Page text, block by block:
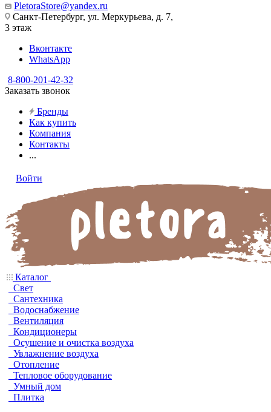
PletoraStore@yandex.ru
Санкт-Петербург, ул. Меркурьева, д. 7,
3 этаж
Вконтакте
WhatsApp
8-800-201-42-32
Заказать звонок
Бренды
Как купить
Компания
Контакты
...
Войти
Каталог
Свет
Сантехника
Водоснабжение
Вентиляция
Кондиционеры
Осушение и очистка воздуха
Увлажнение воздуха
Отопление
Тепловое оборудование
Умный дом
Плитка